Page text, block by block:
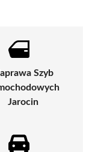
Szyb
Jarocin